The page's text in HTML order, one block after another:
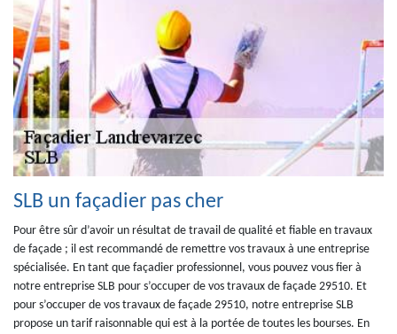
SLB un façadier pas cher
Pour être sûr d’avoir un résultat de travail de qualité et fiable en travaux
de façade ; il est recommandé de remettre vos travaux à une entreprise
spécialisée. En tant que façadier professionnel, vous pouvez vous fier à
notre entreprise SLB pour s’occuper de vos travaux de façade 29510. Et
pour s’occuper de vos travaux de façade 29510, notre entreprise SLB
propose un tarif raisonnable qui est à la portée de toutes les bourses. En